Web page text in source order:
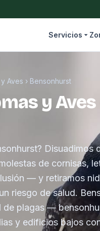
Servicios
Aves › Bensonhurst
y Aves
Disuadimos
de cornisas,
— y retiramos
riesgo de salud.
plagas —
y edificios bajos